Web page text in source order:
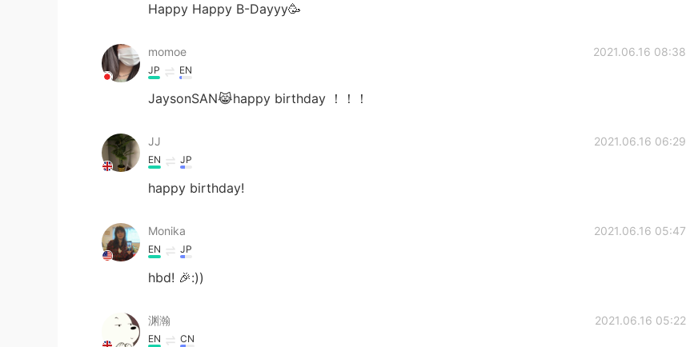
Happy Happy B-Dayyy🥳
momoe 2021.06.16 08:38
JP EN
JaysonSAN😹happy birthday ！！！
JJ 2021.06.16 06:29
EN JP
happy birthday!
Monika 2021.06.16 05:47
EN JP
hbd! 🎉:))
渊瀚 2021.06.16 05:22
EN CN